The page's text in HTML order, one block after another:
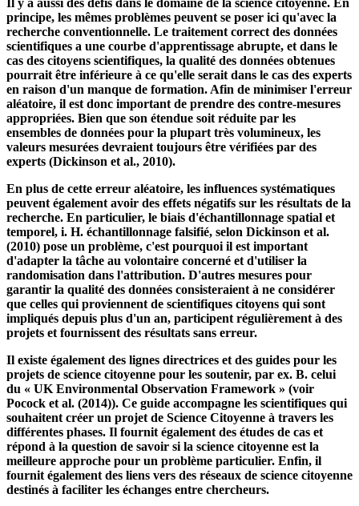
l'Open Access (voir, par exemple, Good Practices for University
Open Access Policies - Harvard Open Access Project, 2020).
Il y a aussi des défis dans le domaine de la science citoyenne. En
principe, les mêmes problèmes peuvent se poser ici qu'avec la
recherche conventionnelle. Le traitement correct des données
scientifiques a une courbe d'apprentissage abrupte, et dans le
cas des citoyens scientifiques, la qualité des données obtenues
pourrait être inférieure à ce qu'elle serait dans le cas des experts
en raison d'un manque de formation. Afin de minimiser l'erreur
aléatoire, il est donc important de prendre des contre-mesures
appropriées. Bien que son étendue soit réduite par les
ensembles de données pour la plupart très volumineux, les
valeurs mesurées devraient toujours être vérifiées par des
experts (Dickinson et al., 2010).
En plus de cette erreur aléatoire, les influences systématiques
peuvent également avoir des effets négatifs sur les résultats de la
recherche. En particulier, le biais d'échantillonnage spatial et
temporel, i. H. échantillonnage falsifié, selon Dickinson et al.
(2010) pose un problème, c'est pourquoi il est important
d'adapter la tâche au volontaire concerné et d'utiliser la
randomisation dans l'attribution. D'autres mesures pour
garantir la qualité des données consisteraient à ne considérer
que celles qui proviennent de scientifiques citoyens qui sont
impliqués depuis plus d'un an, participent régulièrement à des
projets et fournissent des résultats sans erreur.
Il existe également des lignes directrices et des guides pour les
projets de science citoyenne pour les soutenir, par ex. B. celui
du « UK Environmental Observation Framework » (voir
Pocock et al. (2014)). Ce guide accompagne les scientifiques qui
souhaitent créer un projet de Science Citoyenne à travers les
différentes phases. Il fournit également des études de cas et
répond à la question de savoir si la science citoyenne est la